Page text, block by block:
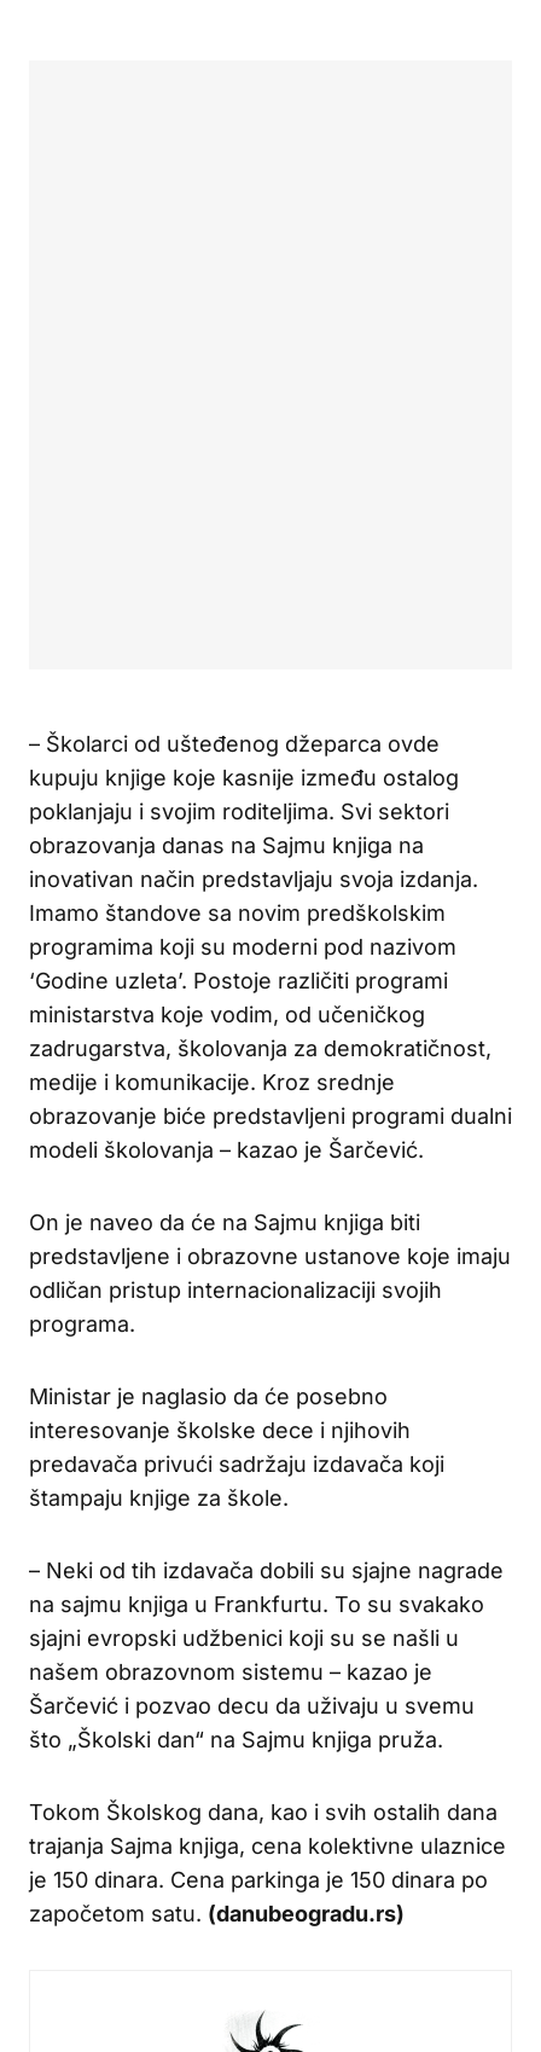
– Školarci od ušteđenog džeparca ovde
kupuju knjige koje kasnije između ostalog
poklanjaju i svojim roditeljima. Svi sektori
obrazovanja danas na Sajmu knjiga na
inovativan način predstavljaju svoja izdanja.
Imamo štandove sa novim predškolskim
programima koji su moderni pod nazivom
‘Godine uzleta’. Postoje različiti programi
ministarstva koje vodim, od učeničkog
zadrugarstva, školovanja za demokratičnost,
medije i komunikacije. Kroz srednje
obrazovanje biće predstavljeni programi dualni
modeli školovanja – kazao je Šarčević.
On je naveo da će na Sajmu knjiga biti
predstavljene i obrazovne ustanove koje imaju
odličan pristup internacionalizaciji svojih
programa.
Ministar je naglasio da će posebno
interesovanje školske dece i njihovih
predavača privući sadržaju izdavača koji
štampaju knjige za škole.
– Neki od tih izdavača dobili su sjajne nagrade
na sajmu knjiga u Frankfurtu. To su svakako
sjajni evropski udžbenici koji su se našli u
našem obrazovnom sistemu – kazao je
Šarčević i pozvao decu da uživaju u svemu
što „Školski dan“ na Sajmu knjiga pruža.
Tokom Školskog dana, kao i svih ostalih dana
trajanja Sajma knjiga, cena kolektivne ulaznice
je 150 dinara. Cena parkinga je 150 dinara po
započetom satu. (danubeogradu.rs)